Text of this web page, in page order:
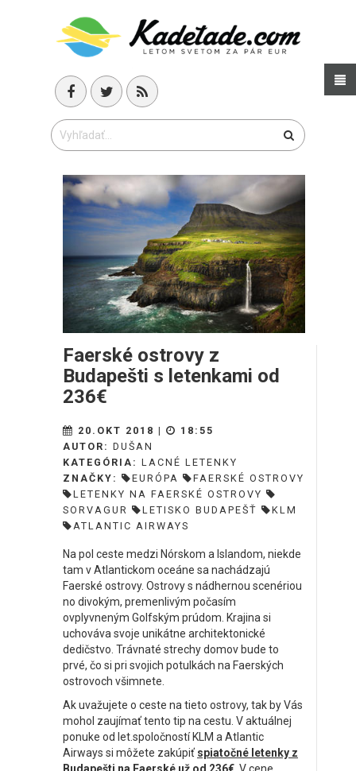
Faerské ostrovy z
Budapešti s letenkami od
236€
20.OKT 2018 |
18:55
AUTOR: DUŠAN
KATEGÓRIA: LACNÉ LETENKY
ZNAČKY:
EURÓPA
FAERSKÉ OSTROVY
LETENKY NA FAERSKÉ OSTROVY
SORVAGUR
LETISKO BUDAPEŠŤ
KLM
ATLANTIC AIRWAYS
Na pol ceste medzi Nórskom a Islandom, niekde
tam v Atlantickom oceáne sa nachádzajú
Faerské ostrovy. Ostrovy s nádhernou scenériou
no divokým, premenlivým počasím
ovplyvneným Golfským prúdom. Krajina si
uchováva svoje unikátne architektonické
dedičstvo. Trávnaté strechy domov bude to
prvé, čo si pri svojich potulkách na Faerských
ostrovoch všimnete.
Ak uvažujete o ceste na tieto ostrovy, tak by Vás
mohol zaujímať tento tip na cestu. V aktuálnej
ponuke od let.spoločností KLM a Atlantic
Airways si môžete zakúpiť spiatočné letenky z